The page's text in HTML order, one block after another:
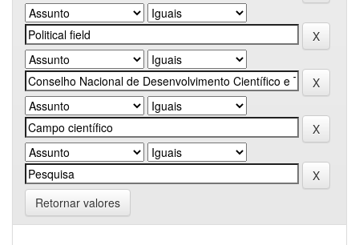
Retornar valores